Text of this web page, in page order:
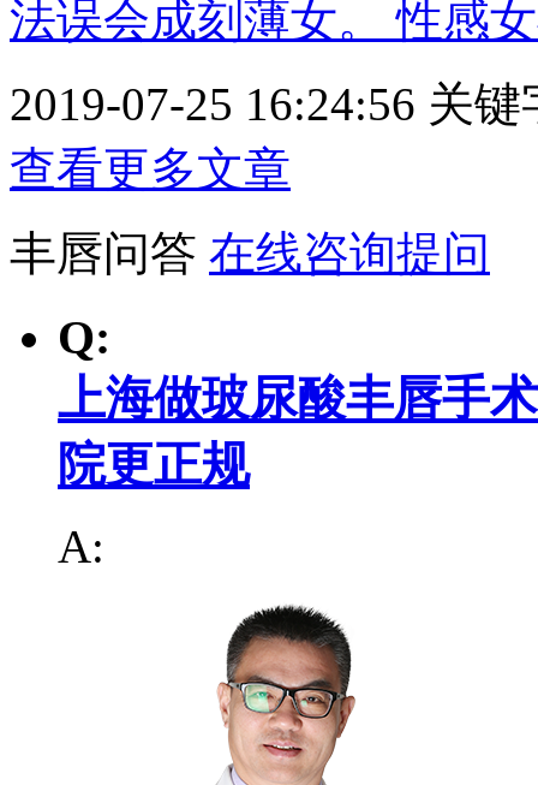
法误会成刻薄女。 性感
2019-07-25 16:24:56 关键
查看更多文章
丰唇问答 在线咨询提问
Q:
上海做玻尿酸丰唇手
院更正规
A: